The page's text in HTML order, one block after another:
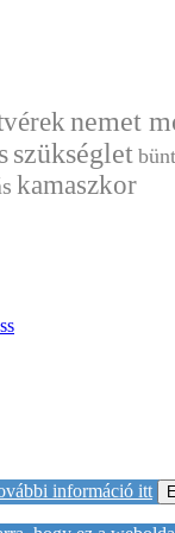
nemet
szükséglet
kamaszkor
információ itt